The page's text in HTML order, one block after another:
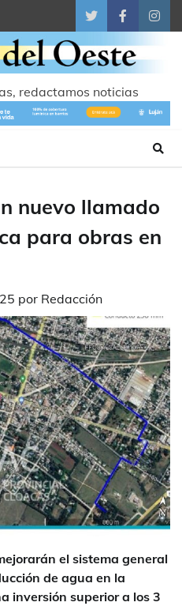
TwitterFacebook
redactamos noticias
nuevo llamado
para obras en
por Redacción
el sistema general
de agua en la
inversión superior a los 3